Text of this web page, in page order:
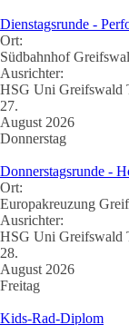
Dienstagsrunde -
Ort:
Südbahnhof
Ausrichter:
HSG Uni Greifswald
27.
August 2026
Donnerstag
Donnerstagsrunde -
Ort:
Europakreuzung
Ausrichter:
HSG Uni Greifswald
28.
August 2026
Freitag
Kids-Rad-Diplom